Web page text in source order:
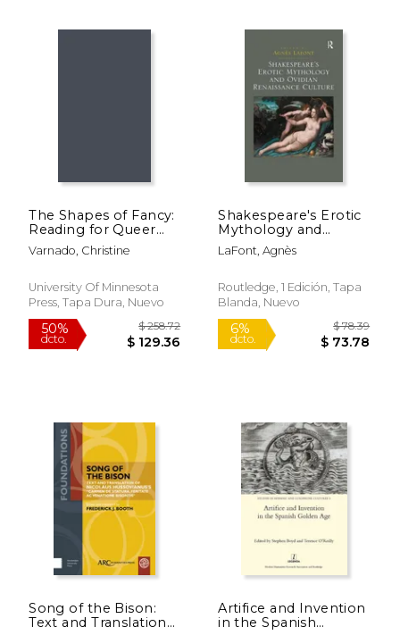
50%
dcto.
The Shapes of Fancy:
Reading for Queer
Desire in Early
Modern Literature (en
Varnado, Christine
University Of Minnesota
Press, Tapa Dura, Nuevo
$ 129.36
Shakespeare's Erotic
Mythology and
Ovidian Renaissance
Culture (en Inglés)
LaFont, Agnès
Routledge, 1 Edición, Tapa
Blanda, Nuevo
dcto.
Song of the Bison:
Text and Translation
Artifice and Invention
in the Spanish